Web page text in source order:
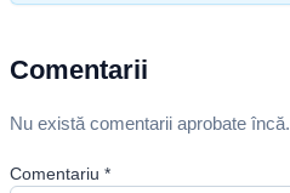
Comentarii
Nu există comentarii aprobate încă.
Comentariu *